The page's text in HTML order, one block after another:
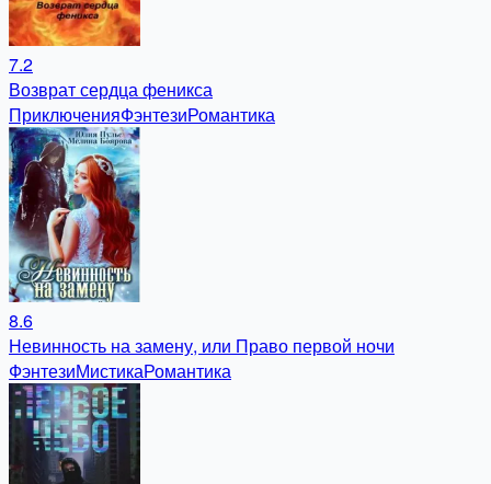
7.2
Возврат сердца феникса
ПриключенияФэнтезиРомантика
8.6
Невинность на замену, или Право первой ночи
ФэнтезиМистикаРомантика